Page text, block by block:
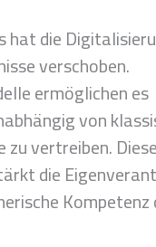
hat die
verschoben.
ermöglichen es
von
vertreiben. Diese
die
Kompetenz